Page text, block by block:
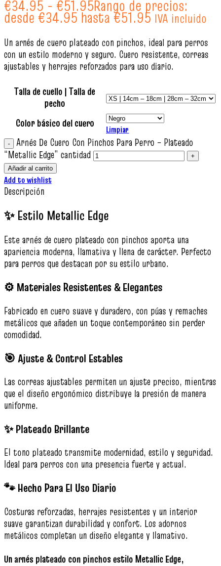
€34.95 - €51.95Rango de precios:
desde €34.95 hasta €51.95 IVA incluido
Un arnés de cuero plateado con pinchos, ideal para perros
con un estilo moderno y seguro. Cuero resistente, correas
ajustables y herrajes reforzados para uso diario.
Talla de cuello | Talla de
pecho
Color básico del cuero
Limpiar
Arnés De Cuero Con Pinchos Para Perro – Plateado
“Metallic Edge” cantidad
Añadir al carrito
Add to wishlist
Descripción
✨ Estilo Metallic Edge
Este arnés de cuero plateado con pinchos aporta una
apariencia moderna, llamativa y llena de carácter. Perfecto
para perros que destacan por su estilo urbano.
⚙️ Materiales Resistentes & Elegantes
Fabricado en cuero suave y duradero, con púas y remaches
metálicos que añaden un toque contemporáneo sin perder
comodidad.
🎯 Ajuste & Control Estables
Las correas ajustables permiten un ajuste preciso, mientras
que el diseño ergonómico distribuye la presión de manera
uniforme.
✨ Plateado Brillante
El tono plateado transmite modernidad, estilo y seguridad.
Ideal para perros con una presencia fuerte y actual.
🐾 Hecho Para El Uso Diario
Costuras reforzadas, herrajes resistentes y un interior
suave garantizan durabilidad y confort. Los adornos
metálicos completan un diseño elegante y llamativo.
Un arnés plateado con pinchos estilo Metallic Edge,